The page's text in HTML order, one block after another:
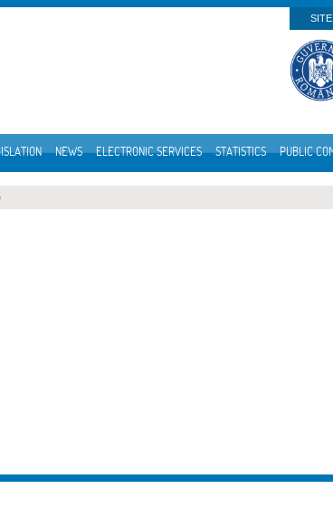
NEWS ELECTRONIC SERVICES STATISTICS PUBLIC